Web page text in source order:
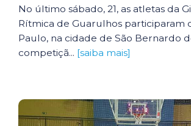
No último sábado, 21, as atletas da
Rítmica de Guarulhos participaram
Paulo, na cidade de São Bernardo
competiçã... [saiba mais]